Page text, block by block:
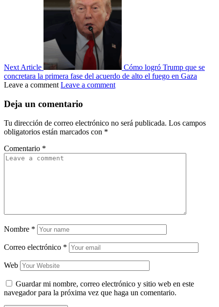
Next Article
Cómo logró Trump que se
concretara la primera fase del acuerdo de alto el fuego en Gaza
Leave a comment Leave a comment
Deja un comentario
Tu dirección de correo electrónico no será publicada. Los campos
obligatorios están marcados con *
Comentario *
Nombre *
Correo electrónico *
Web
Guardar mi nombre, correo electrónico y sitio web en este
navegador para la próxima vez que haga un comentario.